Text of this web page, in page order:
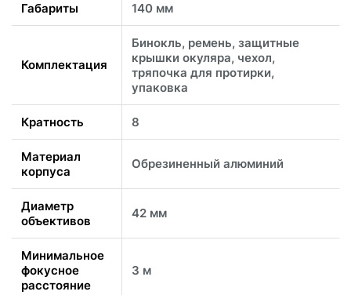
Габариты 140 мм
Комплектация
Бинокль, ремень, защитные
крышки окуляра, чехол,
тряпочка для протирки,
упаковка
Кратность 8
Материал
корпуса
Обрезиненный алюминий
Диаметр
объективов
42 мм
Минимальное
фокусное
расстояние
3 м